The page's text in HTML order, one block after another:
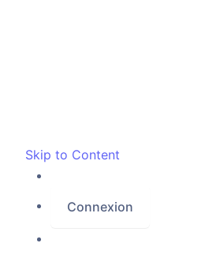
Skip to Content
Connexion